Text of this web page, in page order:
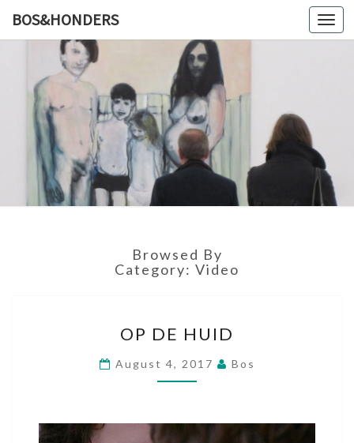
BOS&HONDERS
Kunstlog
Browsed By
Category: Video
E
H
I
OP DE HUID
August 4, 2017 Bos